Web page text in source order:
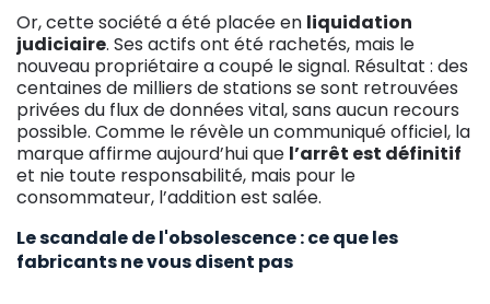
Or, cette société a été placée en liquidation
judiciaire. Ses actifs ont été rachetés, mais le
nouveau propriétaire a coupé le signal. Résultat : des
centaines de milliers de stations se sont retrouvées
privées du flux de données vital, sans aucun recours
possible. Comme le révèle un communiqué officiel, la
marque affirme aujourd’hui que l’arrêt est définitif
et nie toute responsabilité, mais pour le
consommateur, l’addition est salée.
Le scandale de l'obsolescence : ce que les
fabricants ne vous disent pas